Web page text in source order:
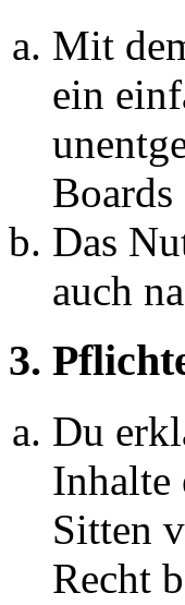
Mit
ein
Boards
Das
auch
3.
Du
Inhalte
Sitten
Recht